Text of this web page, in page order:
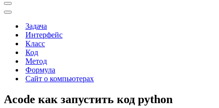
Меню
навигации
Меню
навигацииЗадача
Интерфейс
Класс
Код
Метод
Формула
Сайт о компьютерах
Acode как запустить код python